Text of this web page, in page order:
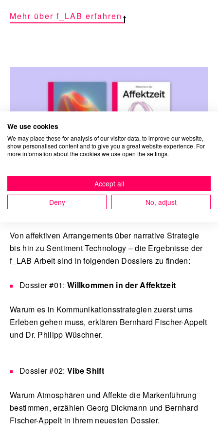
Mehr über f_LAB erfahren
Dossiers des f_LAB
Von affektiven Arrangements über narrative Strategie
bis hin zu Sentiment Technology – die Ergebnisse der
f_LAB Arbeit sind in folgenden Dossiers zu finden:
Dossier #01: Willkommen in der Affektzeit
Warum es in Kommunikationsstrategien zuerst ums
Erleben gehen muss, erklären Bernhard Fischer-Appelt
und Dr. Philipp Wüschner.
Dossier #02: Vibe Shift
Warum Atmosphären und Affekte die Markenführung
bestimmen, erzählen Georg Dickmann und Bernhard
Fischer-Appelt in ihrem neuesten Dossier.
We use cookies
We may place these for analysis of our visitor data, to improve our website,
show personalised content and to give you a great website experience. For
more information about the cookies we use open the settings.
Accept all
Deny
No, adjust